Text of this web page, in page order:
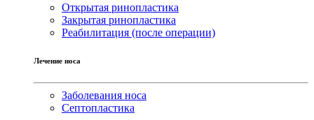
Открытая ринопластика
Закрытая ринопластика
Реабилитация (после операции)
Лечение носа
Заболевания носа
Септопластика